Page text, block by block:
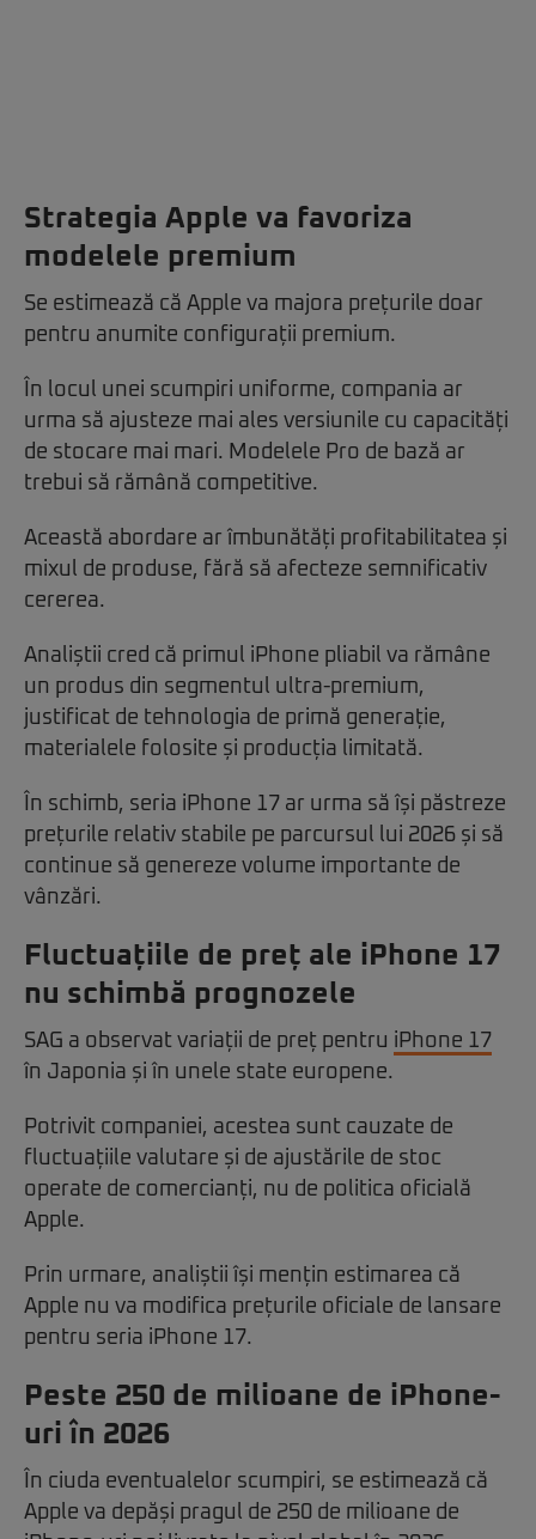
Strategia Apple va favoriza
modelele premium
Se estimează că Apple va majora prețurile doar
pentru anumite configurații premium.
În locul unei scumpiri uniforme, compania ar
urma să ajusteze mai ales versiunile cu capacități
de stocare mai mari. Modelele Pro de bază ar
trebui să rămână competitive.
Această abordare ar îmbunătăți profitabilitatea și
mixul de produse, fără să afecteze semnificativ
cererea.
Analiștii cred că primul iPhone pliabil va rămâne
un produs din segmentul ultra-premium,
justificat de tehnologia de primă generație,
materialele folosite și producția limitată.
În schimb, seria iPhone 17 ar urma să își păstreze
prețurile relativ stabile pe parcursul lui 2026 și să
continue să genereze volume importante de
vânzări.
Fluctuațiile de preț ale iPhone 17
nu schimbă prognozele
SAG a observat variații de preț pentru iPhone 17
în Japonia și în unele state europene.
Potrivit companiei, acestea sunt cauzate de
fluctuațiile valutare și de ajustările de stoc
operate de comercianți, nu de politica oficială
Apple.
Prin urmare, analiștii își mențin estimarea că
Apple nu va modifica prețurile oficiale de lansare
pentru seria iPhone 17.
Peste 250 de milioane de iPhone-
uri în 2026
În ciuda eventualelor scumpiri, se estimează că
Apple va depăși pragul de 250 de milioane de